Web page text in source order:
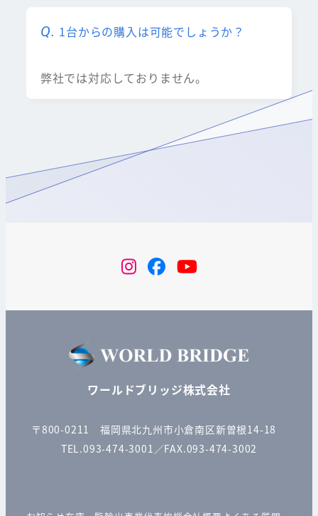
1台からの購入は可能でしょうか？
弊社では対応しておりません。
instagram
FacebookYouTube
ワールドブリッジ株式会社
〒800-0211 福岡県北九州市小倉南区新曽根14-18
TEL.093-474-3001／FAX.093-474-3002